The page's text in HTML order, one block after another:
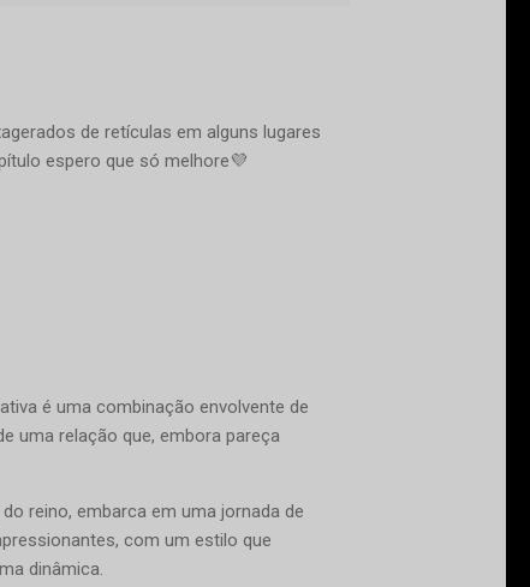
de retículas em alguns lugares
espero que só melhore💜
é uma combinação envolvente de
uma relação que, embora pareça
reino, embarca em uma jornada de
com um estilo que
dinâmica.